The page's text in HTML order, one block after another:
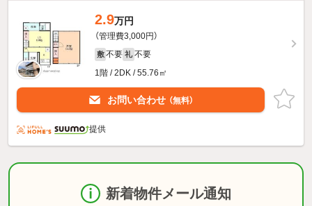
2.9万円
（管理費3,000円）
敷 不要 礼 不要
1階 / 2DK / 55.76㎡
お問い合わせ （無料）
提供
新着物件メール通知